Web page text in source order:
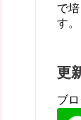
で
す。
更
ブ